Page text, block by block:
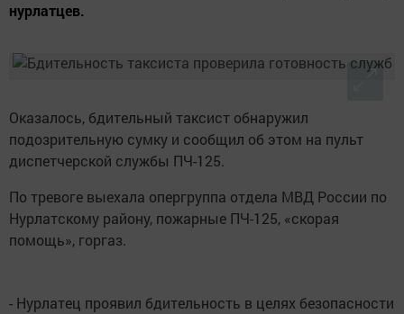
нурлатцев.
Оказалось, бдительный таксист обнаружил
подозрительную сумку и сообщил об этом на пульт
диспетчерской службы ПЧ-125.
По тревоге выехала опергруппа отдела МВД России по
Нурлатскому району, пожарные ПЧ-125, «скорая
помощь», горгаз.
- Нурлатец проявил бдительность в целях безопасности